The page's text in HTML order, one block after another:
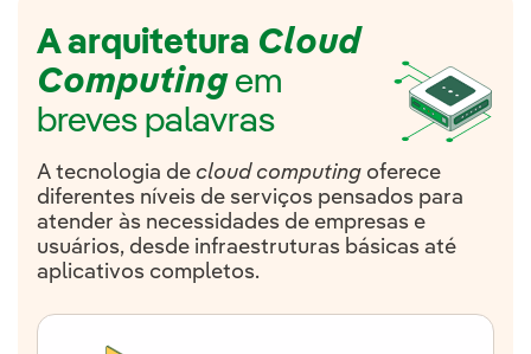
A arquitetura Cloud
Computingem
breves palavras
A tecnologia de cloud computing oferece
diferentes níveis de serviços pensados para
atender às necessidades de empresas e
usuários, desde infraestruturas básicas até
aplicativos completos.